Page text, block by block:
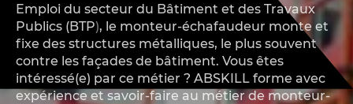
Emploi du secteur du Bâtiment et des Travaux
Publics (BTP), le monteur-échafaudeur monte et
fixe des structures métalliques, le plus souvent
contre les façades de bâtiment. Vous êtes
intéressé(e) par ce métier ? ABSKILL forme avec
expérience et savoir-faire au métier de monteur-